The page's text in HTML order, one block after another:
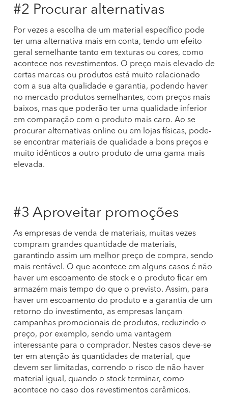
#2 Procurar alternativas
Por vezes a escolha de um material específico pode
ter uma alternativa mais em conta, tendo um efeito
geral semelhante tanto em texturas ou cores, como
acontece nos revestimentos. O preço mais elevado de
certas marcas ou produtos está muito relacionado
com a sua alta qualidade e garantia, podendo haver
no mercado produtos semelhantes, com preços mais
baixos, mas que poderão ter uma qualidade inferior
em comparação com o produto mais caro. Ao se
procurar alternativas online ou em lojas físicas, pode-
se encontrar materiais de qualidade a bons preços e
muito idênticos a outro produto de uma gama mais
elevada.
#3 Aproveitar promoções
As empresas de venda de materiais, muitas vezes
compram grandes quantidade de materiais,
garantindo assim um melhor preço de compra, sendo
mais rentável. O que acontece em alguns casos é não
haver um escoamento de stock e o produto ficar em
armazém mais tempo do que o previsto. Assim, para
haver um escoamento do produto e a garantia de um
retorno do investimento, as empresas lançam
campanhas promocionais de produtos, reduzindo o
preço, por exemplo, sendo uma vantagem
interessante para o comprador. Nestes casos deve-se
ter em atenção às quantidades de material, que
devem ser limitadas, correndo o risco de não haver
material igual, quando o stock terminar, como
acontece no caso dos revestimentos cerâmicos.